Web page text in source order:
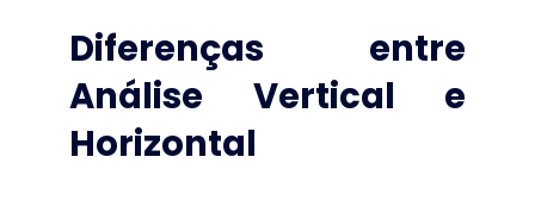
Diferenças entre
Análise Vertical e
Horizontal